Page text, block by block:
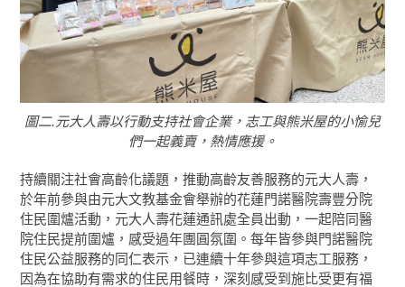
圖二.元大人壽以行動支持社會企業，志工與熊米屋的小愉兒
們一起義賣，熱情應援。
持續關注社會高齡化議題，推動高齡友善服務的元大人壽，
於年前參與由元大文教基金會舉辦的花蓮門諾醫院壽豐分院
住民圍爐活動，元大人壽花蓮通訊處全員出動，一起陪同醫
院住民提前圍爐，感受過年團圓氛圍。每年皆參與門諾醫院
住民公益服務的同仁表示，已連續十年參與這項志工服務，
因為在協助有需求的住民用餐時，深刻感受到施比受更有福